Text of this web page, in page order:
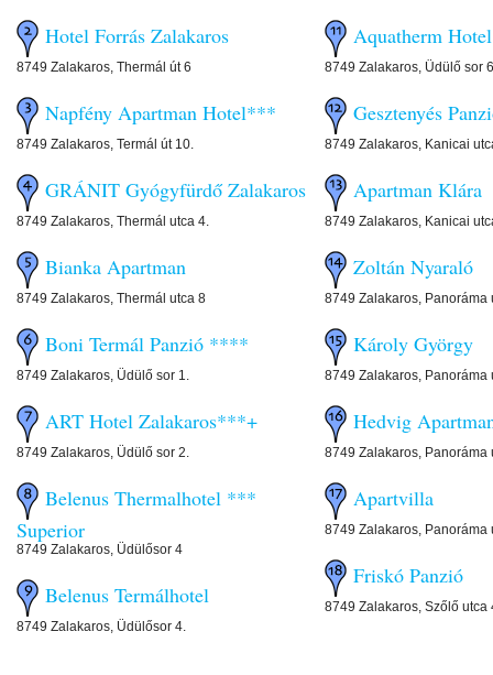
Hotel Forrás Zalakaros
8749 Zalakaros, Thermál út 6
Napfény Apartman Hotel***
8749 Zalakaros, Termál út 10.
GRÁNIT Gyógyfürdő Zalakaros
8749 Zalakaros, Thermál utca 4.
Bianka Apartman
8749 Zalakaros, Thermál utca 8
Boni Termál Panzió ****
8749 Zalakaros, Üdülő sor 1.
ART Hotel Zalakaros***+
8749 Zalakaros, Üdülő sor 2.
Belenus Thermalhotel ***
Superior
8749 Zalakaros, Üdülősor 4
Belenus Termálhotel
8749 Zalakaros, Üdülősor 4.
Aquatherm
8749 Zalakaros, Üdülő sor
Gesztenyés
8749 Zalakaros, Kanicai
Apartman Klára
8749 Zalakaros, Kanicai
Zoltán Nyaraló
8749 Zalakaros, Panoráma
Károly György
8749 Zalakaros, Panoráma
Hedvig
8749 Zalakaros, Panoráma
Apartvilla
8749 Zalakaros, Panoráma
Friskó Panzió
8749 Zalakaros, Szőlő utca